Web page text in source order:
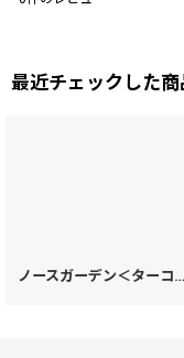
最近チェックした商
ノースガーデン＜ターコイズ＞ 三つ折りミニ財布［t］